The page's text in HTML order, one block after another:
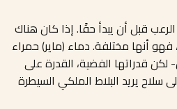
قبل أن يبدأ حقًا. إذا كان هناك
أنها مختلفة. دماء (ماير) حمراء
قدراتها الفضية، القدرة على
سلاح يريد البلاط الملكي السيطرة